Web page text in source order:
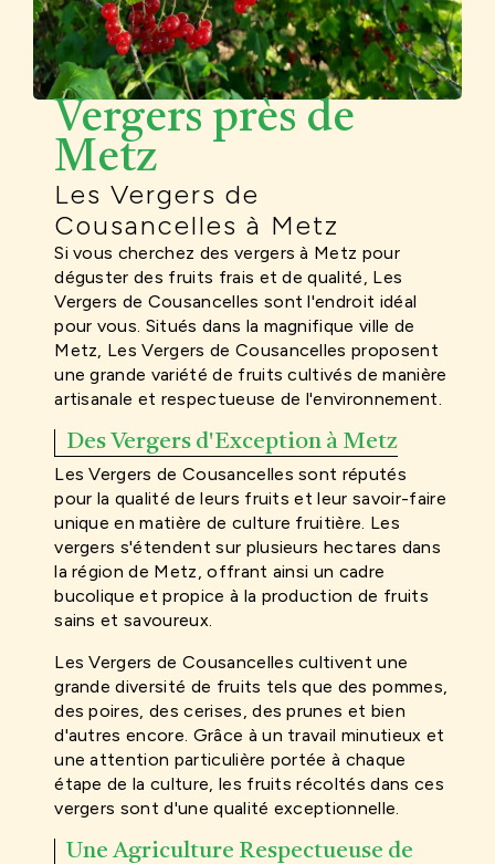
Vergers près de
Metz
Les Vergers de
Cousancelles à Metz
Si vous cherchez des vergers à Metz pour
déguster des fruits frais et de qualité, Les
Vergers de Cousancelles sont l'endroit idéal
pour vous. Situés dans la magnifique ville de
Metz, Les Vergers de Cousancelles proposent
une grande variété de fruits cultivés de manière
artisanale et respectueuse de l'environnement.
Des Vergers d'Exception à Metz
Les Vergers de Cousancelles sont réputés
pour la qualité de leurs fruits et leur savoir-faire
unique en matière de culture fruitière. Les
vergers s'étendent sur plusieurs hectares dans
la région de Metz, offrant ainsi un cadre
bucolique et propice à la production de fruits
sains et savoureux.
Les Vergers de Cousancelles cultivent une
grande diversité de fruits tels que des pommes,
des poires, des cerises, des prunes et bien
d'autres encore. Grâce à un travail minutieux et
une attention particulière portée à chaque
étape de la culture, les fruits récoltés dans ces
vergers sont d'une qualité exceptionnelle.
Une Agriculture Respectueuse de